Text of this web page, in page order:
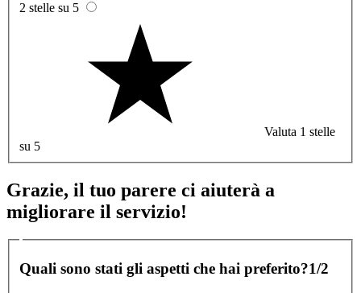
2 stelle su 5
Valuta 1 stelle
su 5
Grazie, il tuo parere ci aiuterà a
migliorare il servizio!
Quali sono stati gli aspetti che hai preferito?1/2